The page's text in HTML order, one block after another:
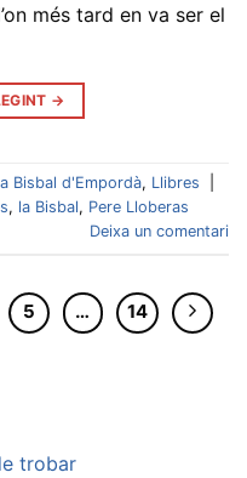
més tard en va ser el
→
Bisbal d'Empordà, Llibres
, la Bisbal, Pere Lloberas
Deixa un comentari
5 … 14
trobar